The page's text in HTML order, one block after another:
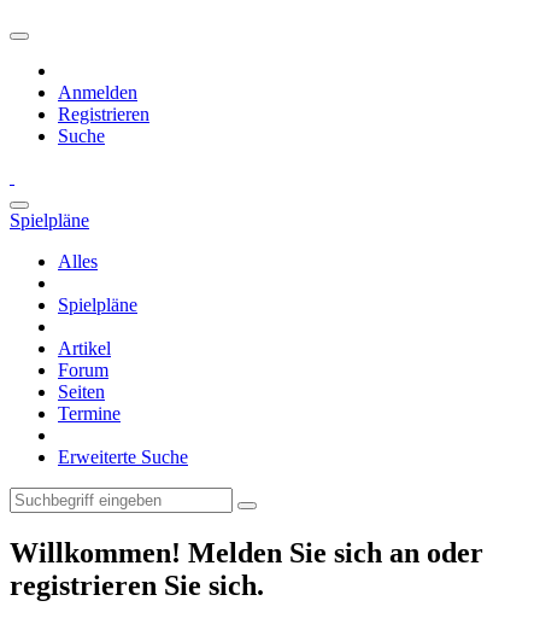
Anmelden
Registrieren
Suche
Spielpläne
Alles
Spielpläne
Artikel
Forum
Seiten
Termine
Erweiterte Suche
Willkommen! Melden Sie sich an oder
registrieren Sie sich.